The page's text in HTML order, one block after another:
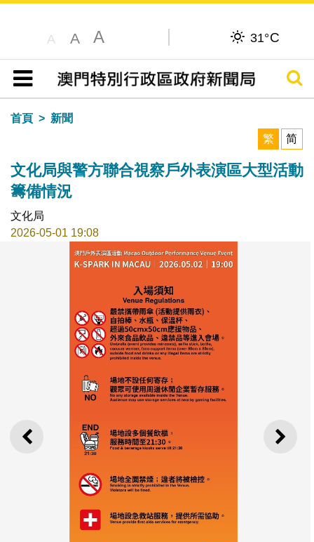
A A A 31°C
目錄
搜尋
首頁
新聞
繁
简
文化局與警方聯合視察戶外表演區大型活動
籌備情況
文化局
2026-05-01 19:08
上一則 下一